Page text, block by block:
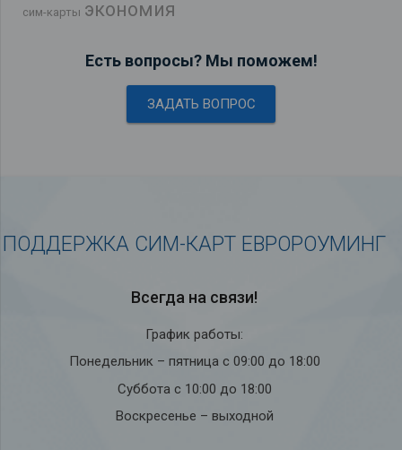
сим-карты экономия
Есть вопросы? Мы поможем!
ЗАДАТЬ ВОПРОС
ПОДДЕРЖКА СИМ-КАРТ ЕВРОРОУМИНГ
Всегда на связи!
График работы:
Понедельник – пятница с 09:00 до 18:00
Суббота с 10:00 до 18:00
Воскресенье – выходной